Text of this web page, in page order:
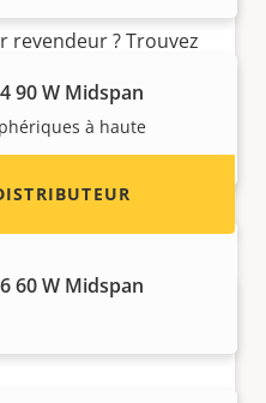
90 W Midspan
à haute
60 W Midspan
revendeur ? Trouvez
Axis.